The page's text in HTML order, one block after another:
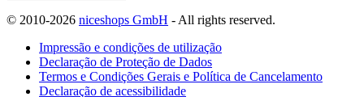
© 2010-2026 niceshops GmbH - All rights reserved.
Impressão e condições de utilização
Declaração de Proteção de Dados
Termos e Condições Gerais e Política de Cancelamento
Declaração de acessibilidade